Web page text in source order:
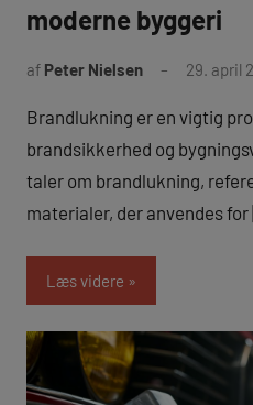
moderne byggeri
af Peter Nielsen 29. april
Brandlukning er en vigtig
brandsikkerhed og
taler om brandlukning,
materialer, der anvendes
Læs videre